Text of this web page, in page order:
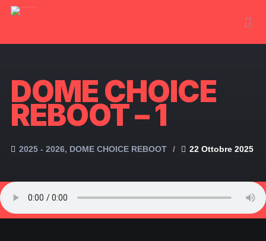
DOME CHOICE
REBOOT – 1
2025 - 2026 DOME CHOICE REBOOT 22 Ottobre 2025